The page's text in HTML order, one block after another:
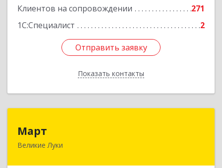
Клиентов на сопровождении
271
1С:Специалист
2
Отправить заявку
Показать контакты
Отправить заявку
Назад
Март
Великие Луки182113, Псковская обл, Великие Луки г,